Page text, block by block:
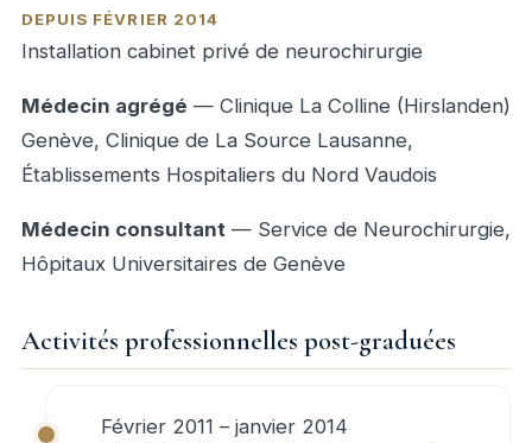
DEPUIS FÉVRIER 2014
Installation cabinet privé de neurochirurgie
Médecin agrégé — Clinique La Colline (Hirslanden)
Genève, Clinique de La Source Lausanne,
Établissements Hospitaliers du Nord Vaudois
Médecin consultant — Service de Neurochirurgie,
Hôpitaux Universitaires de Genève
Activités professionnelles post-graduées
Février 2011 – janvier 2014